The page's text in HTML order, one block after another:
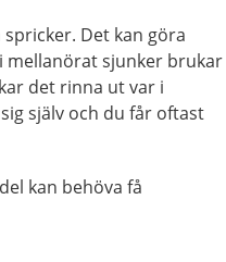
Det kan göra
mellanörat sjunker brukar
det rinna ut var i
själv och du får oftast
kan behöva få